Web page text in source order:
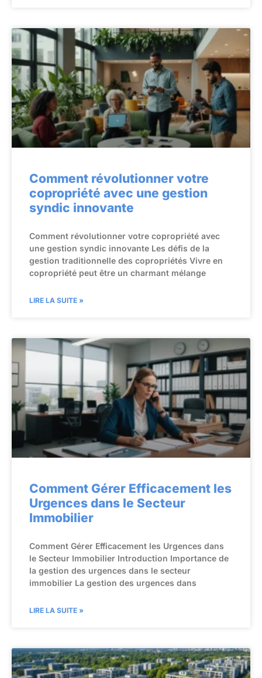
Comment révolutionner votre
copropriété avec une gestion
syndic innovante
Comment révolutionner votre copropriété avec
une gestion syndic innovante Les défis de la
gestion traditionnelle des copropriétés Vivre en
copropriété peut être un charmant mélange
LIRE LA SUITE »
Comment Gérer Efficacement les
Urgences dans le Secteur
Immobilier
Comment Gérer Efficacement les Urgences dans
le Secteur Immobilier Introduction Importance de
la gestion des urgences dans le secteur
immobilier La gestion des urgences dans
LIRE LA SUITE »